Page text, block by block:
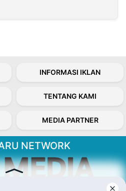
INFORMASI IKLAN
TENTANG KAMI
MEDIA PARTNER
NETWORK